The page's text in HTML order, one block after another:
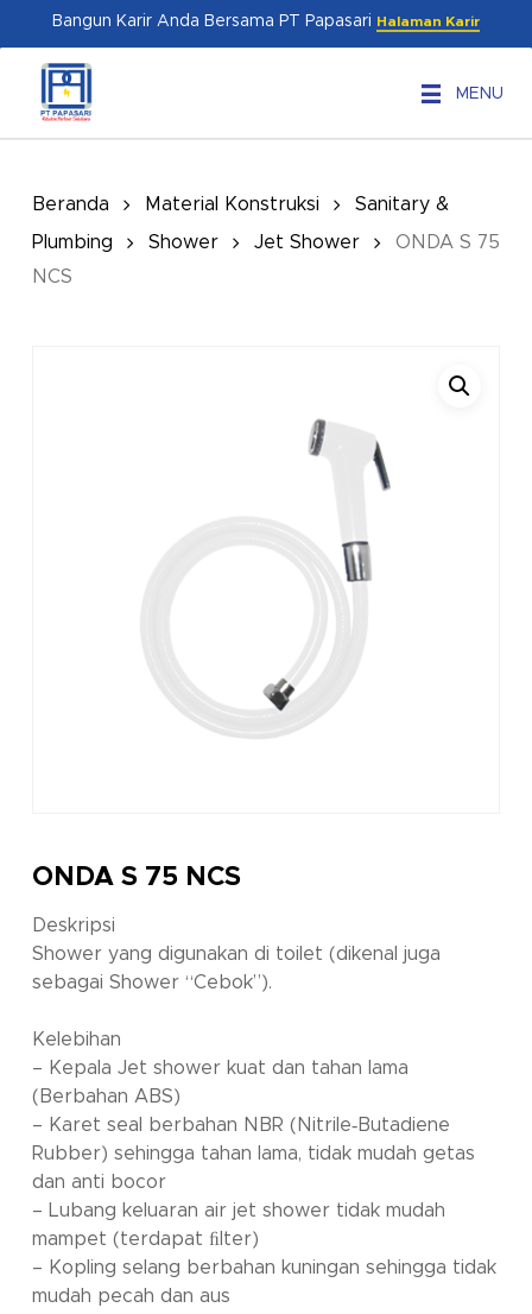
content
Bangun Karir Anda Bersama PT Papasari Halaman Karir
MENU
Beranda Material Konstruksi
Sanitary &
Plumbing
Shower Jet Shower
ONDA S 75
NCS
ONDA S 75 NCS
Deskripsi
Shower yang digunakan di toilet (dikenal juga
sebagai Shower “Cebok”).
Kelebihan
– Kepala Jet shower kuat dan tahan lama
(Berbahan ABS)
– Karet seal berbahan NBR (Nitrile‐Butadiene
Rubber) sehingga tahan lama, tidak mudah getas
dan anti bocor
– Lubang keluaran air jet shower tidak mudah
mampet (terdapat ﬁlter)
– Kopling selang berbahan kuningan sehingga tidak
mudah pecah dan aus
Menu